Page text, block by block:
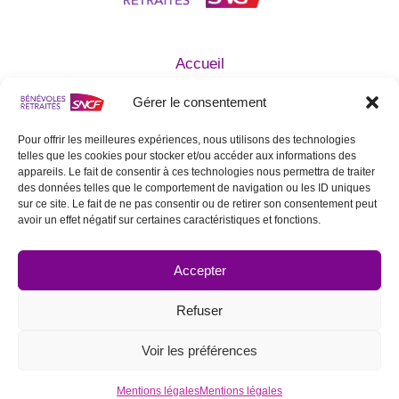
Gérer le consentement
Pour offrir les meilleures expériences, nous utilisons des technologies
telles que les cookies pour stocker et/ou accéder aux informations des
appareils. Le fait de consentir à ces technologies nous permettra de traiter
des données telles que le comportement de navigation ou les ID uniques
sur ce site. Le fait de ne pas consentir ou de retirer son consentement peut
avoir un effet négatif sur certaines caractéristiques et fonctions.
Accepter
Refuser
Voir les préférences
Mentions légalesMentions légales
Accueil
Agir avec nous
Devenir Bénévole
Mentions légales
Statuts de l’Association
Contactez nous
SUIVEZ NOUS SUR LES RÉSEAUX
SOCIAUX